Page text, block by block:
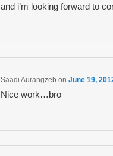
and i’m looking forward to
Saadi Aurangzeb onJune 19,
Nice work…bro